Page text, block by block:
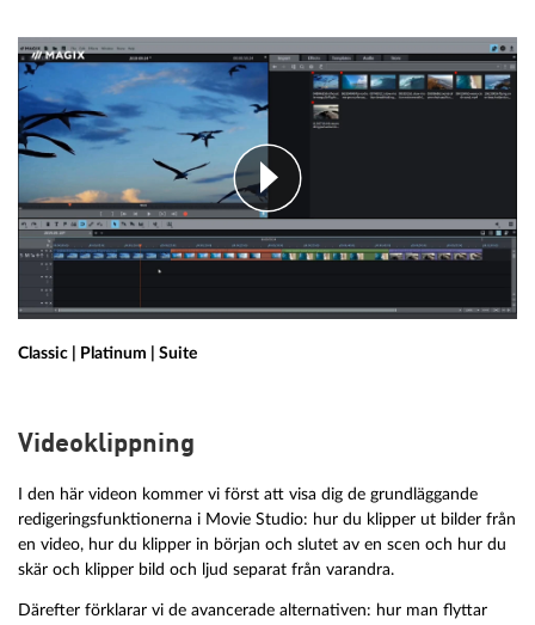
Classic | Platinum | Suite
Videoklippning
I den här videon kommer vi först att visa dig de grundläggande
redigeringsfunktionerna i Movie Studio: hur du klipper ut bilder från
en video, hur du klipper in början och slutet av en scen och hur du
skär och klipper bild och ljud separat från varandra.
Därefter förklarar vi de avancerade alternativen: hur man flyttar